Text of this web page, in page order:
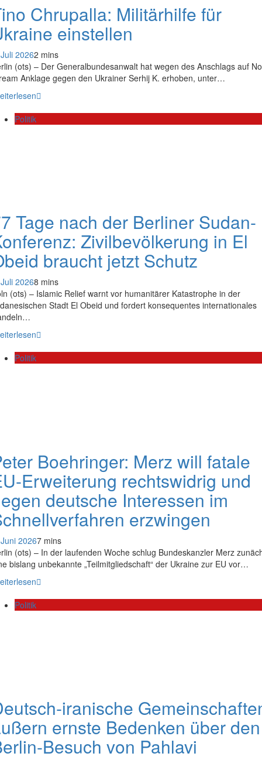
Chrupalla: Militärhilfe für
einstellen
20262 mins
(ots) – Der Generalbundesanwalt hat wegen des Anschlags auf
Anklage gegen den Ukrainer Serhij K. erhoben, unter…
Politik
Tage nach der Berliner Sudan-
Zivilbevölkerung in El
braucht jetzt Schutz
20268 mins
(ots) – Islamic Relief warnt vor humanitärer Katastrophe in der
Stadt El Obeid und fordert konsequentes internationales
Politik
Boehringer: Merz will fatale
Erweiterung rechtswidrig und
deutsche Interessen im
erzwingen
20267 mins
(ots) – In der laufenden Woche schlug Bundeskanzler Merz
bislang unbekannte „Teilmitgliedschaft“ der Ukraine zur EU vor…
Politik
iranische
ernste Bedenken über den
Besuch von Pahlavi